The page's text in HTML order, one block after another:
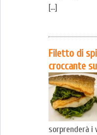
[…]
Filetto di
croccante
sorprenderà